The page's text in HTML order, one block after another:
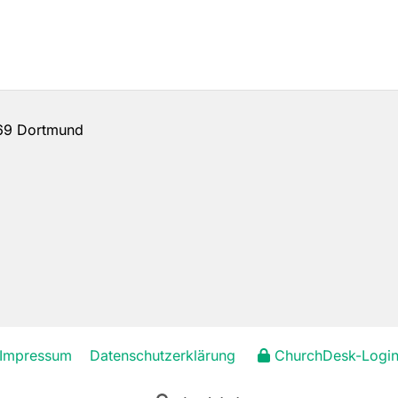
Dortmund
Impressum Datenschutzerklärung ChurchDesk-Login